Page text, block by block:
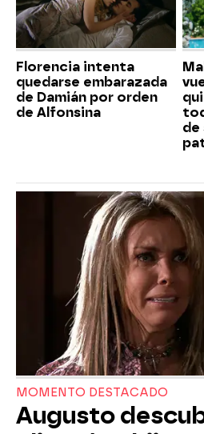
Florencia intenta
quedarse embarazada
de Damián por orden
de Alfonsina
de
MOMENTO DESTACADO
Augusto